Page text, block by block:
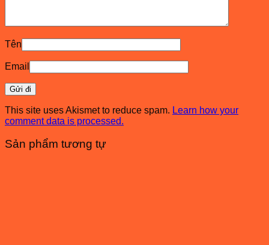
Tên
Email
This site uses Akismet to reduce spam. Learn how your
comment data is processed.
Sản phẩm tương tự